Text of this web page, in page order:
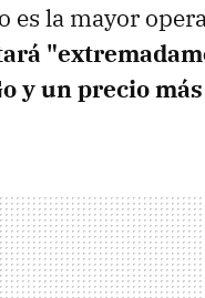
es la mayor
y un precio